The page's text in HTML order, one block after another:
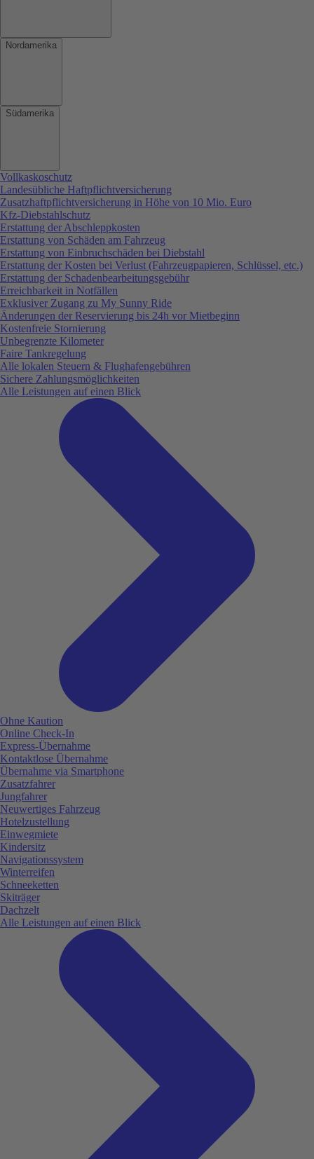
Nordamerika
Südamerika
Vollkaskoschutz
Landesübliche Haftpflichtversicherung
Zusatzhaftpflichtversicherung in Höhe von 10 Mio. Euro
Kfz-Diebstahlschutz
Erstattung der Abschleppkosten
Erstattung von Schäden am Fahrzeug
Erstattung von Einbruchschäden bei Diebstahl
Erstattung der Kosten bei Verlust (Fahrzeugpapieren, Schlüssel, etc.)
Erstattung der Schadenbearbeitungsgebühr
Erreichbarkeit in Notfällen
Exklusiver Zugang zu My Sunny Ride
Änderungen der Reservierung bis 24h vor Mietbeginn
Kostenfreie Stornierung
Unbegrenzte Kilometer
Faire Tankregelung
Alle lokalen Steuern & Flughafengebühren
Sichere Zahlungsmöglichkeiten
Alle Leistungen auf einen Blick
Ohne Kaution
Online Check-In
Express-Übernahme
Kontaktlose Übernahme
Übernahme via Smartphone
Zusatzfahrer
Jungfahrer
Neuwertiges Fahrzeug
Hotelzustellung
Einwegmiete
Kindersitz
Navigationssystem
Winterreifen
Schneeketten
Skiträger
Dachzelt
Alle Leistungen auf einen Blick